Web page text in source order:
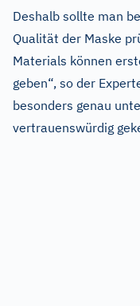
Deshalb sollte man
Qualität der Maske
Materials können
geben“, so der
besonders genau
vertrauenswürdig